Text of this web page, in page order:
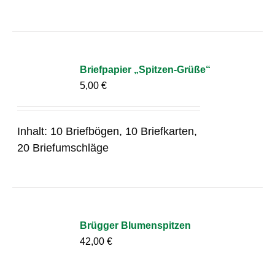
Briefpapier „Spitzen-Grüße“
5,00€
Inhalt: 10 Briefbögen, 10 Briefkarten,
20 Briefumschläge
Brügger Blumenspitzen
42,00€